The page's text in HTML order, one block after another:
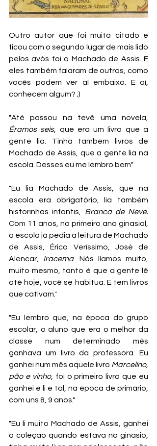
Outro autor que foi muito citado e
ficou com o segundo lugar de mais lido
pelos avós foi o Machado de Assis. E
eles também falaram de outros, como
vocês podem ver aí embaixo. E aí,
conhecem algum? ;)
Éramos seis, que era um livro que a
gente lia. Tinha também livros de
Machado de Assis, que a gente lia na
escola. Desses eu me lembro bem"
"Eu lia Machado de Assis, que na
escola era obrigatório, lia também
historinhas infantis, Branca de Neve.
Com 11 anos, no primeiro ano ginasial,
a escola já pedia a leitura de Machado
de Assis, Érico Veríssimo, José de
Alencar, Iracema. Nós líamos muito,
muito mesmo, tanto é que a gente lê
até hoje, você se habitua. E tem livros
que cativam."
"Eu lembro que, na época do grupo
escolar, o aluno que era o melhor da
classe num determinado mês
ganhava um livro da professora. Eu
ganhei num mês aquele livro Marcelino,
pão e vinho, foi o primeiro livro que eu
ganhei e li e tal, na época de primário,
com uns 8, 9 anos."
"Eu li muito Machado de Assis, ganhei
a coleção quando estava no ginásio,